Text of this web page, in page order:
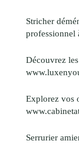
Stricher
professionnel
Découvrez
Explorez vos
Serrurier